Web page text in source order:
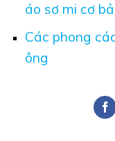
áo sơ mi cơ
Các phong
ông